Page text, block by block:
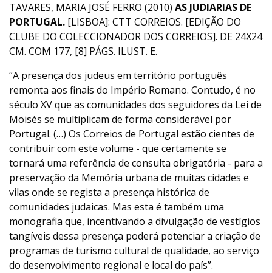
TAVARES, MARIA JOSÉ FERRO (2010) AS JUDIARIAS DE
PORTUGAL. [LISBOA]: CTT CORREIOS. [EDIÇÃO DO
CLUBE DO COLECCIONADOR DOS CORREIOS]. DE 24X24
CM. COM 177, [8] PÁGS. ILUST. E.
“A presença dos judeus em território português
remonta aos finais do Império Romano. Contudo, é no
século XV que as comunidades dos seguidores da Lei de
Moisés se multiplicam de forma considerável por
Portugal. (…) Os Correios de Portugal estão cientes de
contribuir com este volume - que certamente se
tornará uma referência de consulta obrigatória - para a
preservação da Memória urbana de muitas cidades e
vilas onde se regista a presença histórica de
comunidades judaicas. Mas esta é também uma
monografia que, incentivando a divulgação de vestígios
tangíveis dessa presença poderá potenciar a criação de
programas de turismo cultural de qualidade, ao serviço
do desenvolvimento regional e local do país”.